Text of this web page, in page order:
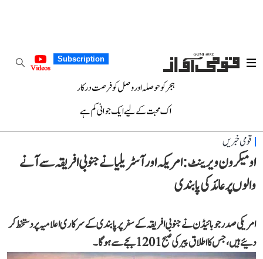
Subscription
Videos
ہجر کو حوصلہ اور وصل کو فرصت درکار
اک محبت کے لیے ایک جوانی کم ہے
قومی خبریں
اومیکرون ویرینٹ: امریکہ اور آسٹریلیا نے جنوبی افریقہ سے آنے
والوں پر عائد کی پابندی
امریکی صدر جو بائیڈن نے جنوبی افریقہ کے سفر پر پابندی کے سرکاری اعلامیہ پر دستخط کر
دئیے ہیں، جس کا اطلاق پیر کی صبح 1201 بجے سے ہوگا۔